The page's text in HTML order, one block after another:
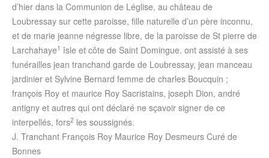
d’hier dans la Communion de Léglise, au château de
Loubressay sur cette paroisse, fille naturelle d’un père inconnu,
et de marie jeanne négresse libre, de la paroisse de St pierre de
Larchahaye1 îsle et côte de Saint Domingue. ont assisté à ses
funérailles jean tranchand garde de Loubressay, jean manceau
jardinier et Sylvine Bernard femme de charles Boucquin ;
françois Roy et maurice Roy Sacristains, joseph Dion, andré
antigny et autres qui ont déclaré ne sçavoir signer de ce
interpellés, fors2 les soussignés.
J. Tranchant François Roy Maurice Roy Desmeurs Curé de
Bonnes